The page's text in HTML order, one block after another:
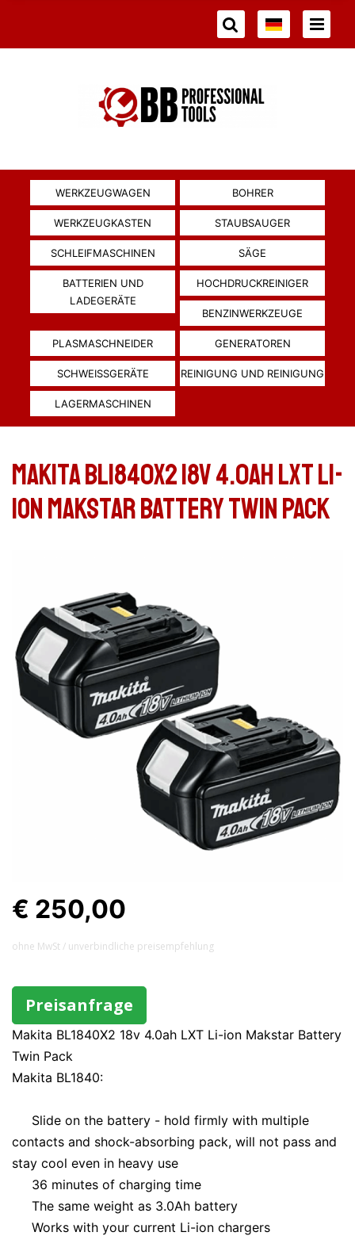
WERKZEUGWAGEN BOHRER
WERKZEUGKASTEN STAUBSAUGER
SCHLEIFMASCHINEN SÄGE
BATTERIEN UND
LADEGERÄTE
HOCHDRUCKREINIGER
BENZINWERKZEUGE
PLASMASCHNEIDER GENERATOREN
SCHWEISSGERÄTE REINIGUNG UND REINIGUNG
LAGERMASCHINEN
Makita BL1840X2 18v 4.0ah LXT Li-
ion Makstar Battery Twin Pack
€ 250,00
ohne MwSt / unverbindliche preisempfehlung
Preisanfrage
Makita BL1840X2 18v 4.0ah LXT Li-ion Makstar Battery
Twin Pack
Makita BL1840:
Slide on the battery - hold firmly with multiple
contacts and shock-absorbing pack, will not pass and
stay cool even in heavy use
36 minutes of charging time
The same weight as 3.0Ah battery
Works with your current Li-ion chargers